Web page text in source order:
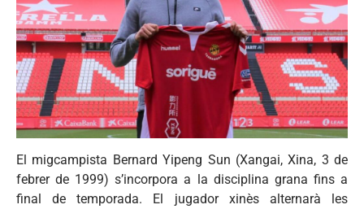
El migcampista Bernard Yipeng Sun (Xangai, Xina, 3 de
febrer de 1999) s’incorpora a la disciplina grana fins a
final de temporada. El jugador xinès alternarà les